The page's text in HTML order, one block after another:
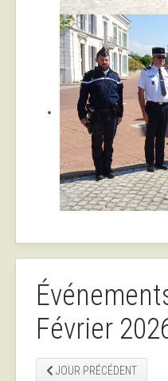
Février
JOUR PRÉCÉDENT